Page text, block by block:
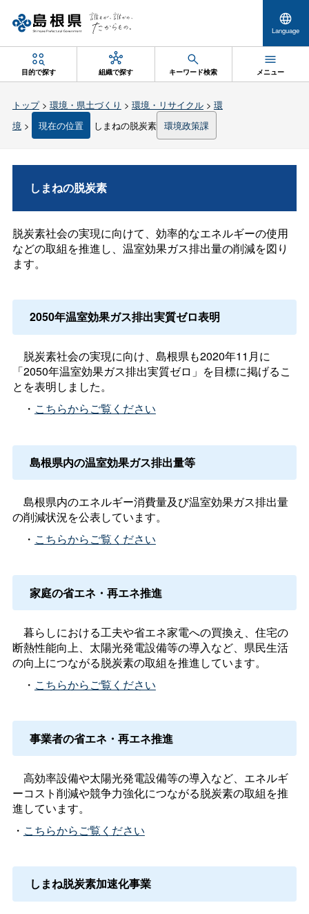
Language
目的で探す 組織で探す キーワード検索 メニュー
トップ> 環境・県土づくり > 環境・リサイクル> 環
境> 現在の位置 しまねの脱炭素 環境政策課
しまねの脱炭素
脱炭素社会の実現に向けて、効率的なエネルギーの使用
などの取組を推進し、温室効果ガス排出量の削減を図り
ます。
2050年温室効果ガス排出実質ゼロ表明
脱炭素社会の実現に向け、島根県も2020年11月に
「2050年温室効果ガス排出実質ゼロ」を目標に掲げるこ
とを表明しました。
・ こちらからご覧ください
島根県内の温室効果ガス排出量等
島根県内のエネルギー消費量及び温室効果ガス排出量
の削減状況を公表しています。
・ こちらからご覧ください
家庭の省エネ・再エネ推進
暮らしにおける工夫や省エネ家電への買換え、住宅の
断熱性能向上、太陽光発電設備等の導入など、県民生活
の向上につながる脱炭素の取組を推進しています。
・ こちらからご覧ください
事業者の省エネ・再エネ推進
高効率設備や太陽光発電設備等の導入など、エネルギ
ーコスト削減や競争力強化につながる脱炭素の取組を推
進しています。
・ こちらからご覧ください
しまね脱炭素加速化事業